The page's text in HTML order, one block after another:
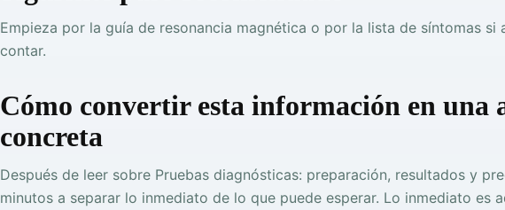
Empieza por la guía de resonancia magnética o por la lista de síntomas si
contar.
Cómo convertir esta información en una
concreta
Después de leer sobre Pruebas diagnósticas: preparación, resultados y
minutos a separar lo inmediato de lo que puede esperar. Lo inmediato es